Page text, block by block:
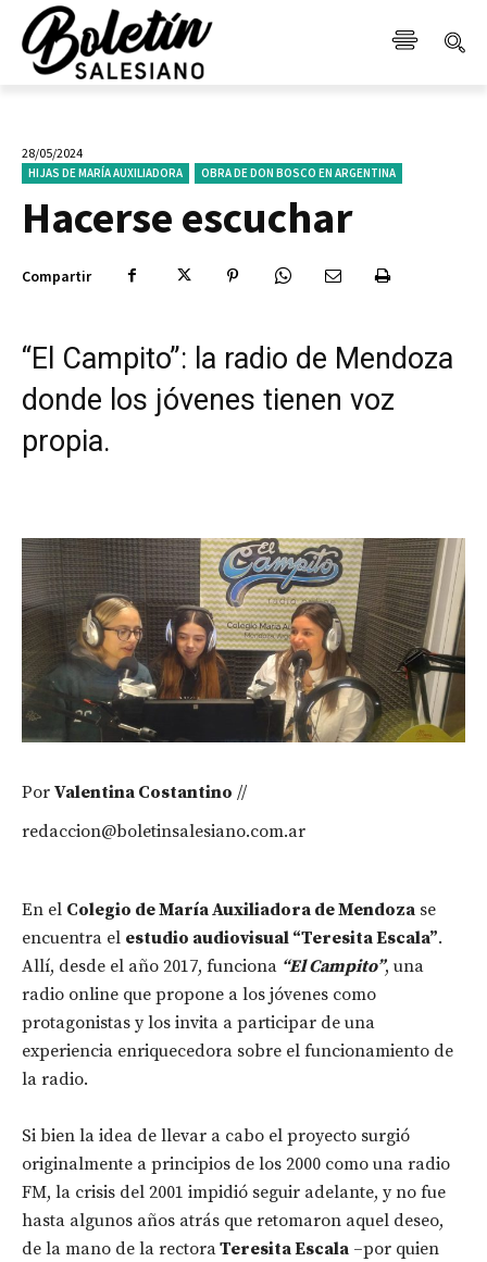
28/05/2024
HIJAS DE MARÍA AUXILIADORA OBRA DE DON BOSCO EN ARGENTINA
Hacerse escuchar
Compartir
“El Campito”: la radio de Mendoza
donde los jóvenes tienen voz
propia.
Por Valentina Costantino //
redaccion@boletinsalesiano.com.ar
En el Colegio de María Auxiliadora de Mendoza se
encuentra el estudio audiovisual “Teresita Escala”.
Allí, desde el año 2017, funciona “El Campito”, una
radio online que propone a los jóvenes como
protagonistas y los invita a participar de una
experiencia enriquecedora sobre el funcionamiento de
la radio.
Si bien la idea de llevar a cabo el proyecto surgió
originalmente a principios de los 2000 como una radio
FM, la crisis del 2001 impidió seguir adelante, y no fue
hasta algunos años atrás que retomaron aquel deseo,
de la mano de la rectoraTeresita Escala –por quien